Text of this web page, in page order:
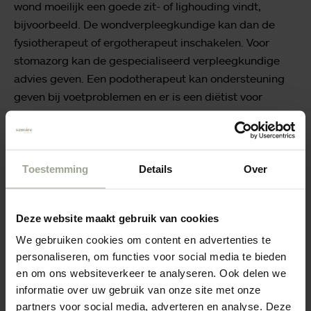
Toestemming Details Over
Deze website maakt gebruik van cookies
We gebruiken cookies om content en advertenties te
personaliseren, om functies voor social media te bieden
en om ons websiteverkeer te analyseren. Ook delen we
informatie over uw gebruik van onze site met onze
partners voor social media, adverteren en analyse. Deze
wond moeilijk een goede zit- of lighouding vindt,
bijvoorbeeld. De wondverpleegkundige kan dan de
fysiotherapeut of ergotherapeut inschakelen. Voor
stomazorg kan de gespecialiseerd verpleegkundige
advies geven. Een podotherapeut kan ondersteuning
geven bij voetproblemen en er is een diëtist voor
voedingsadvies.
Bij u in de buurt
U kunt contact opnemen met de
wondverpleegkundige via het algemene
telefoonnummer van Sensire: 0900 88 56. De
wondverpleegkundige belt u dan terug. Ook uw
wijkverpleegkundige kan u met haar in contact